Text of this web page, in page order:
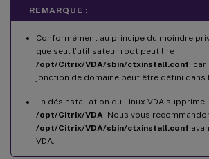
REMARQUE :
Conformément au principe du moindre
que seul l’utilisateur root peut lire
/opt/Citrix/VDA/sbin/ctxinstall.conf ,
jonction de domaine peut être défini dans
La désinstallation du Linux VDA supprime
/opt/Citrix/VDA . Nous vous
/opt/Citrix/VDA/sbin/ctxinstall.conf
VDA.